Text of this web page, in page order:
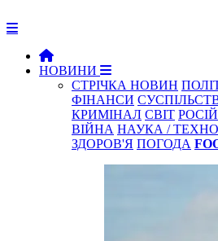
НОВИНИ
СТРІЧКА НОВИН
ФІНАНСИ
КРИМІНАЛ СВІТ
ВІЙНА НАУКА / ТЕХНО
ЗДОРОВ'Я ПОГОДА